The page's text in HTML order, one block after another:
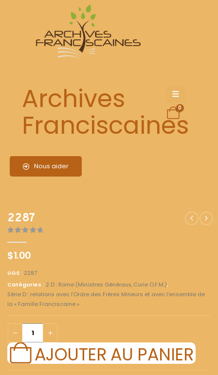
Archives
Franciscaines
Nous aider
0
2287
$1.00
UGS : 2287
Catégories : 2 D : Rome (Ministres Généraux, Curie O.F.M.),
Série D : relations avec l'Ordre des Frères Mineurs et avec l'ensemble de
la « Famille Franciscaine »
AJOUTER AU PANIER